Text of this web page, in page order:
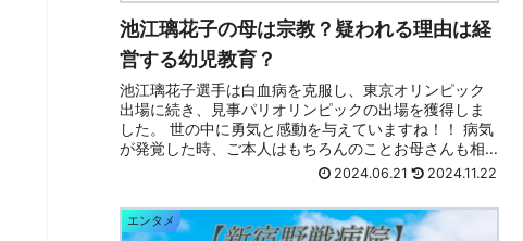
池江璃花子の母は宗教？疑われる理由は経
営する幼児教育？
池江璃花子選手は白血病を克服し、東京オリンピック
出場に続き、見事パリオリンピックの出場を獲得しま
した。 世の中に勇気と感動を与えていますね！！ 病気
が発覚した時、ご本人はもちろんのことお母さんも相
当ショックで大変だったことと思います。 それ...
2024.06.21 2024.11.22
エンタメ